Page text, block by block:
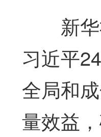
新华
习近平
全局和
量效益